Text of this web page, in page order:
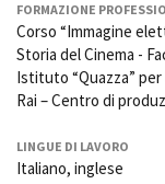
Bandi e gare
Sostenibilità
SERVIZI
Servizi generali
Location scouting
Spazi nella sede
FORMAZIONE
Corso “Immagine
Storia del Cinema -
Istituto “Quazza”
Rai – Centro di
LINGUE DI LAVORO
Italiano, inglese